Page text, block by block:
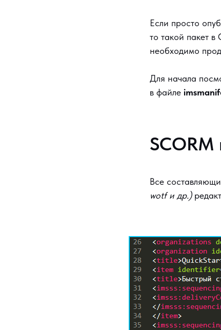
Если просто
то такой пакет
необходимо
Для начала
в файле
SCORM
Все
wotf и др.)